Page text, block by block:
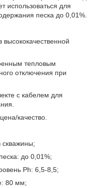
использоваться для
песка до 0,01%.
высококачественной
тепловым
отключения при
с кабелем для
качество.
скважины;
до 0,01%;
Ph: 6,5-8,5;
80 мм;